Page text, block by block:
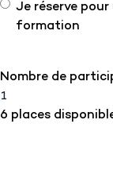
Je réserve
formation
Nombre de
6 places